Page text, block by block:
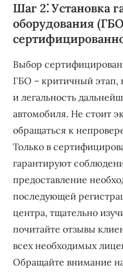
Шаг 2⁚ Установка
оборудования
Выбор
ГБО – критичный этап,
и легальность
автомобиля. Не стоит
обращаться к
Только в
гарантируют
предоставление
последующей
центра, тщательно
почитайте отзывы
всех необходимых
Обращайте внимание